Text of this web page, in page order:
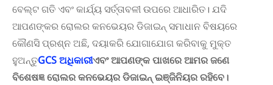
ବେଲ୍ଟ ଗତି ଏବଂ କାର୍ଯ୍ୟ ସର୍ତ୍ତାବଳୀ ଉପରେ ଆଧାରିତ। ଯଦି
ଆପଣଙ୍କର ରୋଲର କନଭେୟର ଡିଜାଇନ୍ ସମାଧାନ ବିଷୟରେ
କୌଣସି ପ୍ରଶ୍ନ ଅଛି, ଦୟାକରି ଯୋଗାଯୋଗ କରିବାକୁ ମୁକ୍ତ
ହୁଅନ୍ତୁGCS ଅଧିକାରୀଏବଂ ଆପଣଙ୍କ ପାଖରେ ଆମର ଜଣେ
ବିଶେଷଜ୍ଞ ରୋଲର କନଭେୟର ଡିଜାଇନ୍ ଇଞ୍ଜିନିୟର ରହିବେ।